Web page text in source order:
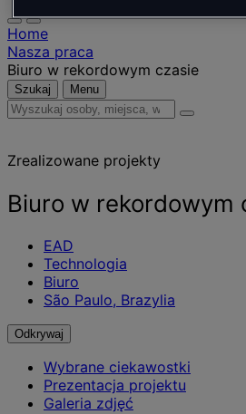
Home
Nasza praca
Biuro w rekordowym czasie
Szukaj Menu
Wyszukaj
wiadomości
informacje
Zrealizowane projekty
Biuro w rekordowym
EAD
Technologia
Biuro
São Paulo, Brazylia
Odkrywaj
Wybrane ciekawostki
Prezentacja projektu
Galeria zdjęć